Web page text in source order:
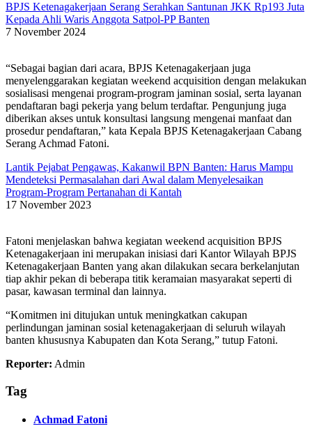
BPJS Ketenagakerjaan Serang Serahkan Santunan JKK Rp193 Juta
Kepada Ahli Waris Anggota Satpol-PP Banten
7 November 2024
“Sebagai bagian dari acara, BPJS Ketenagakerjaan juga
menyelenggarakan kegiatan weekend acquisition dengan melakukan
sosialisasi mengenai program-program jaminan sosial, serta layanan
pendaftaran bagi pekerja yang belum terdaftar. Pengunjung juga
diberikan akses untuk konsultasi langsung mengenai manfaat dan
prosedur pendaftaran,” kata Kepala BPJS Ketenagakerjaan Cabang
Serang Achmad Fatoni.
Lantik Pejabat Pengawas, Kakanwil BPN Banten: Harus Mampu
Mendeteksi Permasalahan dari Awal dalam Menyelesaikan
Program-Program Pertanahan di Kantah
17 November 2023
Fatoni menjelaskan bahwa kegiatan weekend acquisition BPJS
Ketenagakerjaan ini merupakan inisiasi dari Kantor Wilayah BPJS
Ketenagakerjaan Banten yang akan dilakukan secara berkelanjutan
tiap akhir pekan di beberapa titik keramaian masyarakat seperti di
pasar, kawasan terminal dan lainnya.
“Komitmen ini ditujukan untuk meningkatkan cakupan
perlindungan jaminan sosial ketenagakerjaan di seluruh wilayah
banten khususnya Kabupaten dan Kota Serang,” tutup Fatoni.
Reporter: Admin
Tag
Achmad Fatoni